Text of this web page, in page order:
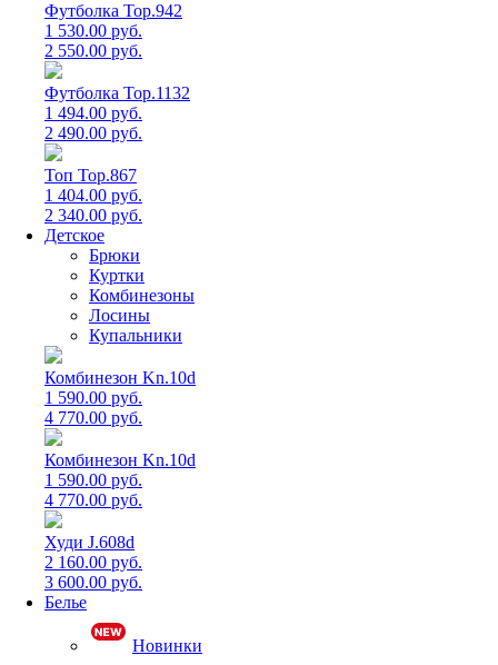
Футболка Top.942
1 530.00 руб.
2 550.00 руб.
Футболка Top.1132
1 494.00 руб.
2 490.00 руб.
Топ Top.867
1 404.00 руб.
2 340.00 руб.
Детское
Брюки
Куртки
Комбинезоны
Лосины
Купальники
Комбинезон Kn.10d
1 590.00 руб.
4 770.00 руб.
Комбинезон Kn.10d
1 590.00 руб.
4 770.00 руб.
Худи J.608d
2 160.00 руб.
3 600.00 руб.
Белье
Новинки